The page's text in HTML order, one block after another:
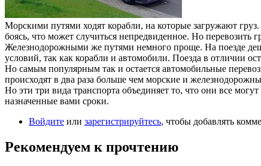
Морскими путями ходят корабли, на которые загружают
боясь, что может случиться непредвиденное. Но перевозить
Железнодорожными же путями немного проще. На поезде
условий, так как корабли и автомобили. Поезда в отличии
Но самым популярным так и остается автомобильные
происходят в два раза больше чем морские и
Но эти три вида транспорта объединяет то, что они все
назначенные вами сроки.
Войдите или зарегистрируйтесь, чтобы добавлять
Рекомендуем к прочтению